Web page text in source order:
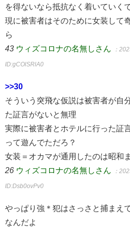
を得ないなら抵抗なく着いていく
現に被害者はそのために女装して
ら
43 ウィズコロナの名無しさん ：
ID:gCOlSRlA0
>>30
そういう突飛な仮説は被害者が自
た証言がないと無理
実際に被害者とホテルに行った証
って遊んでただろ？
女装＝オカマが通用したのは昭和
26 ウィズコロナの名無しさん ：
ID:Dsb0ovPv0
やっぱり強＊犯はさっさと捕まえ
なんだよ